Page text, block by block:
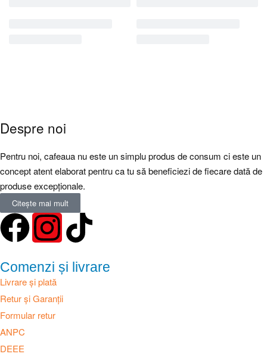
Despre noi
Pentru noi, cafeaua nu este un simplu produs de consum ci este un
concept atent elaborat pentru ca tu să beneficiezi de fiecare dată de
produse excepționale.
Citește mai mult
Comenzi și livrare
Livrare și plată
Retur și Garanții
Formular retur
ANPC
DEEE